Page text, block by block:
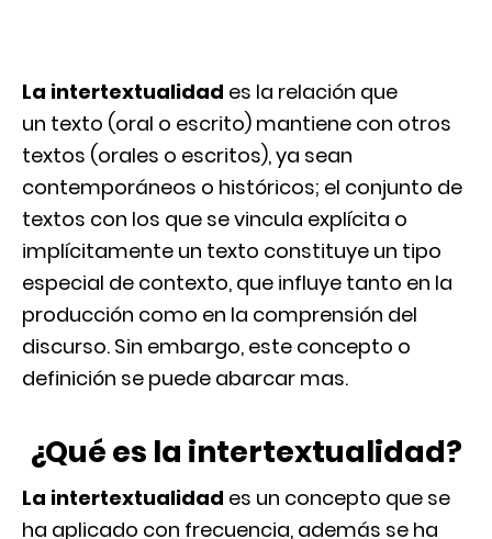
La intertextualidad es la relación que
un texto (oral o escrito) mantiene con otros
textos (orales o escritos), ya sean
contemporáneos o históricos; el conjunto de
textos con los que se vincula explícita o
implícitamente un texto constituye un tipo
especial de contexto, que influye tanto en la
producción como en la comprensión del
discurso. Sin embargo, este concepto o
definición se puede abarcar mas.
¿Qué es la intertextualidad?
La intertextualidad es un concepto que se
ha aplicado con frecuencia, además se ha